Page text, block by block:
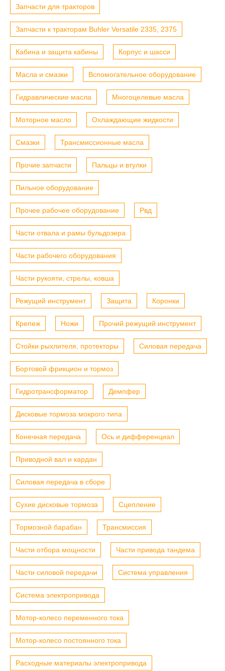
Запчасти для тракторов
Запчасти к тракторам Buhler Versatile 2335, 2375
Кабина и защита кабины Корпус и шасси
Масла и смазки Вспомогательное оборудование
Гидравлические масла Многоцелевые масла
Моторное масло Охлаждающие жидкости
Смазки Трансмиссионные масла
Прочие запчасти Пальцы и втулки
Пильное оборудование
Прочее рабочее оборудование Рвд
Части отвала и рамы бульдозера
Части рабочего оборудования
Части рукояти, стрелы, ковша
Режущий инструмент Защита Коронки
Крепеж Ножи Прочий режущий инструмент
Стойки рыхлителя, протекторы Силовая передача
Бортовой фрикцион и тормоз
Гидротрансформатор Демпфер
Дисковые тормоза мокрого типа
Конечная передача Ось и дифференциал
Приводной вал и кардан
Силовая передача в сборе
Сухие дисковые тормоза Сцепление
Тормозной барабан Трансмиссия
Части отбора мощности Части привода тандема
Части силовой передачи Система управления
Система электропривода
Мотор-колесо переменного тока
Мотор-колесо постоянного тока
Расходные материалы электропривода